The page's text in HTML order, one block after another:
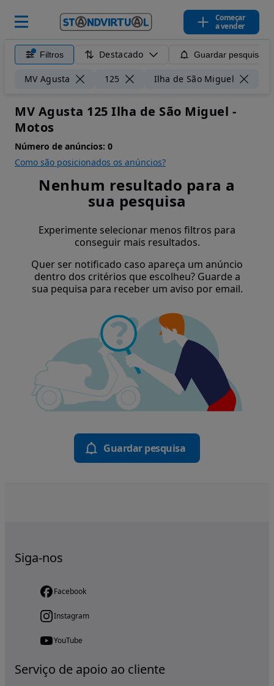
Começar
a vender
Filtros Destacado Guardar pesquisa
MV Agusta 125 Ilha de São Miguel
MV Agusta 125 Ilha de São Miguel -
Motos
Número de anúncios: 0
Como são posicionados os anúncios?
Nenhum resultado para a
sua pesquisa
Experimente selecionar menos filtros para
conseguir mais resultados.
Quer ser notificado caso apareça um anúncio
dentro dos critérios que escolheu? Guarde a
sua pequisa para receber um aviso por email.
Guardar pesquisa
Siga-nos
Facebook
Instagram
YouTube
Serviço de apoio ao cliente